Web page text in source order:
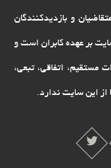
و بازدیدکنندگان
بر عهده کابران است و
مستقیم، اتفاقى، تبعى،
این سایت ندارد.